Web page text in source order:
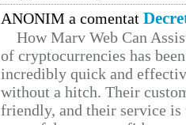
ANONIM a comentat
How Marv Web Can
of cryptocurrencies has
incredibly quick and
without a hitch. Their
friendly, and their service